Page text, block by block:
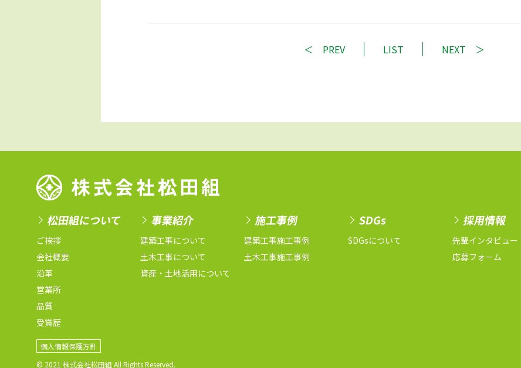
PREV LIST NEXT
松田組について
ご挨拶
会社概要
沿革
営業所
品質
受賞歴
事業紹介
建築工事について
土木工事について
資産・土地活用について
施工事例
建築工事施工事例
土木工事施工事例
SDGs
SDGsについて
採用情報
先輩インタビュー
応募フォーム
個人情報保護方針
© 2021 株式会社松田組 All Rights Reserved.